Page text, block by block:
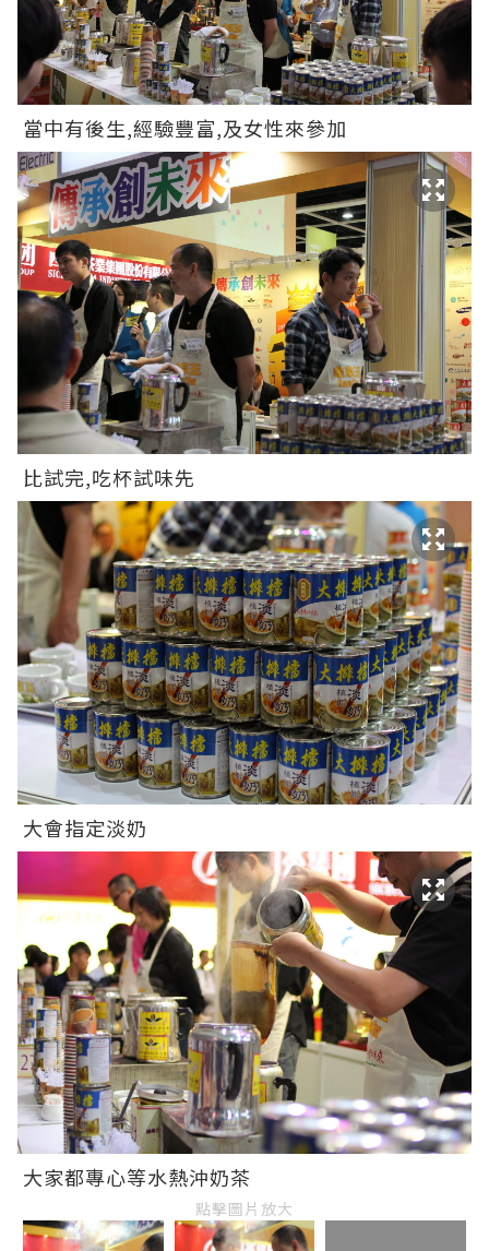
當中有後生,經驗豐富,及女性來參加
比試完,吃杯試味先
大會指定淡奶
大家都專心等水熱沖奶茶
點擊圖片放大